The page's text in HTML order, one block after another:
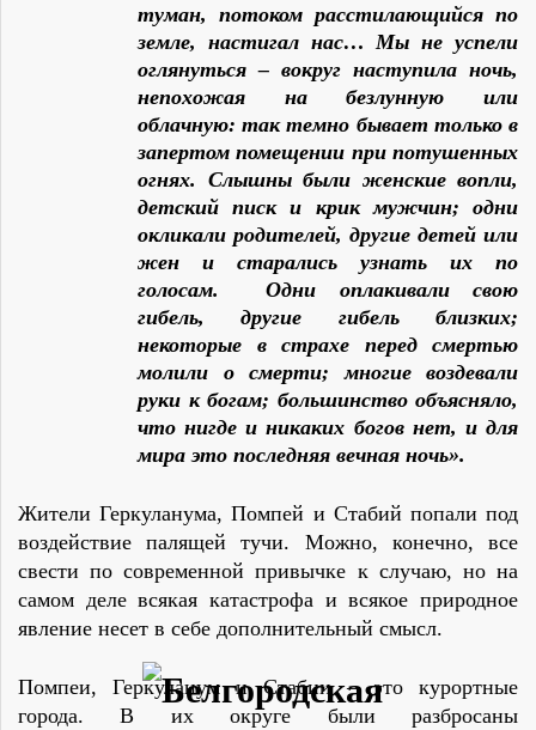
туман, потоком расстилающийся по
земле, настигал нас… Мы не успели
оглянуться – вокруг наступила ночь,
непохожая на безлунную или
облачную: так темно бывает только в
запертом помещении при потушенных
огнях. Слышны были женские вопли,
детский писк и крик мужчин; одни
окликали родителей, другие детей или
жен и старались узнать их по
голосам. Одни оплакивали свою
гибель, другие гибель близких;
некоторые в страхе перед смертью
молили о смерти; многие воздевали
руки к богам; большинство объясняло,
что нигде и никаких богов нет, и для
мира это последняя вечная ночь».
Жители Геркуланума, Помпей и Стабий попали под
воздействие палящей тучи. Можно, конечно, все
свести по современной привычке к случаю, но на
самом деле всякая катастрофа и всякое природное
явление несет в себе дополнительный смысл.
Помпеи, Геркуланум и Стабии – это курортные
города. В их округе были разбросаны